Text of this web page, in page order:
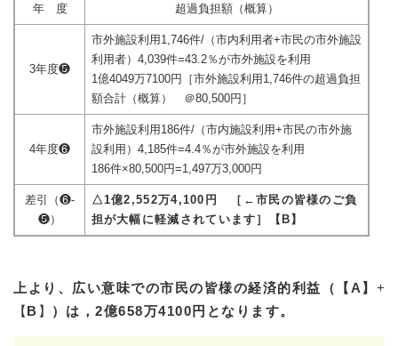
年 度 超過負担額（概算）
3年度❺
市外施設利用1,746件/（市内利用者+市民の市外施設
利用者）4,039件=43.2％が市外施設を利用
1億4049万7100円［市外施設利用1,746件の超過負担
額合計（概算） ＠80,500円］
4年度❻
市外施設利用186件/（市内施設利用+市民の市外施
設利用）4,185件=4.4％が市外施設を利用
186件×80,500円=1,497万3,000円
差引（❻-
❺）
△1億2,552万4,100円 ［ ←市民の皆様のご負
担が大幅に軽減されています］【B】
上より、広い意味での市民の皆様の経済的利益（【A】 +
【B 】 ）は，2億658万4100円となります。